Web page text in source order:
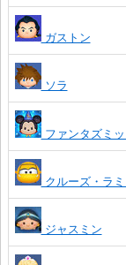
ガストン
ソラ
ファンタズミ
クルーズ・ラミ
ジャスミン